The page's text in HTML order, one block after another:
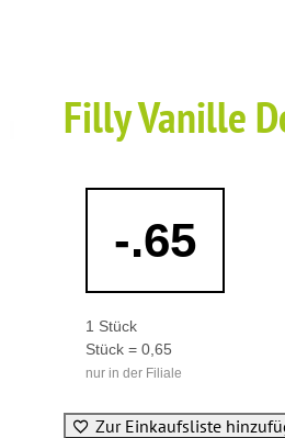
Filly Vanille
-.65
1 Stück
Stück = 0,65
nur in der Filiale
Zur Einkaufsliste